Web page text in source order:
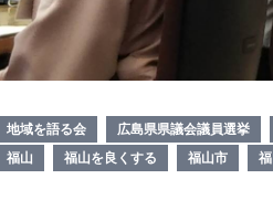
地域を語る会 広島県県議会議員選挙
福山 福山を良くする 福山市